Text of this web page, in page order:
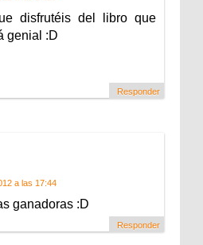
disfrutéis del libro que
genial :D
Responder
a las 17:44
ganadoras :D
Responder